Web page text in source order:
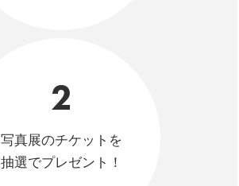
2
写真展のチケットを
抽選でプレゼント！